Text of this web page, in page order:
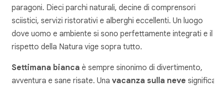
paragoni. Dieci parchi naturali, decine di comprensori
sciistici, servizi ristorativi e alberghi eccellenti. Un luogo
dove uomo e ambiente si sono perfettamente integrati e il
rispetto della Natura vige sopra tutto.
Settimana bianca è sempre sinonimo di divertimento,
avventura e sane risate. Una vacanza sulla neve significa